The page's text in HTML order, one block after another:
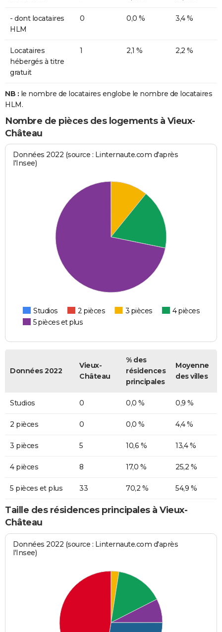
- dont locataires
HLM
0 0,0 % 3,4 %
Locataires
hébergés à titre
gratuit
1 2,1 % 2,2 %
NB : le nombre de locataires englobe le nombre de locataires
HLM.
Nombre de pièces des logements à Vieux-
Château
Données 2022 (source : Linternaute.com d'après
l'Insee)
Studios 2 pièces 3 pièces
4 pièces
5 pièces et plus
Données 2022
Vieux-
Château
% des
résidences
principales
Moyenne
des villes
Studios 0 0,0 % 0,9 %
2 pièces 0 0,0 % 4,4 %
3 pièces 5 10,6 % 13,4 %
4 pièces 8 17,0 % 25,2 %
5 pièces et plus 33 70,2 % 54,9 %
Taille des résidences principales à Vieux-
Château
Données 2022 (source : Linternaute.com d'après
l'Insee)